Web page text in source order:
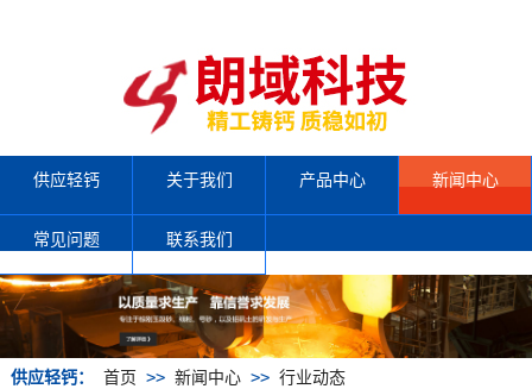
供应轻钙 关于我们 产品中心 新闻中心
常见问题 联系我们
供应轻钙： 首页 >> 新闻中心>> 行业动态